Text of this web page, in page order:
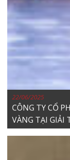
22/06/2025
CÔNG TY CỔ
VÀNG TẠI GIẢI
GIA (VUPA)